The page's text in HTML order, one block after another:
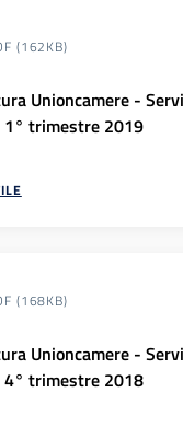
(162KB)
Unioncamere -
1° trimestre 2019
(168KB)
Unioncamere -
4° trimestre 2018